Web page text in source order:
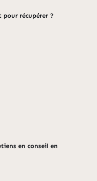
pour récupérer ?
en conseil en